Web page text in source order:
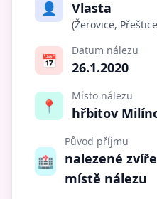
👤 Vlasta
(Žerovice,
📅
Datum nálezu
26.1.2020
📍
Místo nálezu
hřbitov
🏥
Původ příjmu
nalezené
místě nálezu